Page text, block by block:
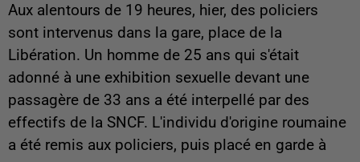
Aux alentours de 19 heures, hier, des policiers
sont intervenus dans la gare, place de la
Libération. Un homme de 25 ans qui s'était
adonné à une exhibition sexuelle devant une
passagère de 33 ans a été interpellé par des
effectifs de la SNCF. L'individu d'origine roumaine
a été remis aux policiers, puis placé en garde à